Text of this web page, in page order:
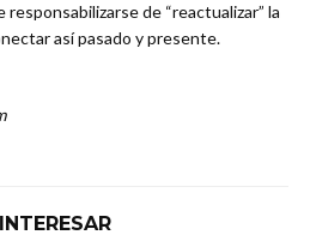
de “reactualizar” la
así pasado y presente.